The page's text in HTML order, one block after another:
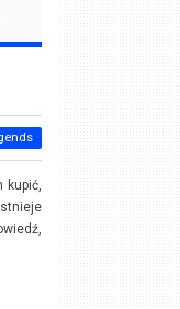
kupić,